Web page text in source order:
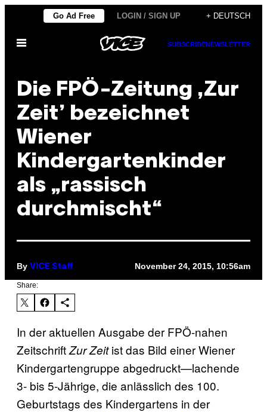
content
Go Ad Free LOGIN / SIGN UP + DEUTSCH
Open
SUBSCRIBENEWSLETTER
Die FPÖ-Zeitung ,Zur
Zeit’ bezeichnet
Wiener
Kindergartenkinder
als „rassisch
durchmischt“
By VICE Staff November 24, 2015, 10:56am
Share:
In der aktuellen Ausgabe der FPÖ-nahen
ZeitschriftZur Zeitist das Bild einer Wiener
Kindergartengruppe abgedruckt—lachende
3- bis 5-Jährige, die anlässlich des 100.
Geburtstags des Kindergartens in der